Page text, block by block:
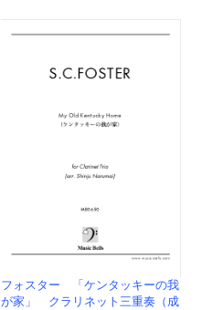
フォスター 「ケンタッキーの我
が家」 クラリネット三重奏（成